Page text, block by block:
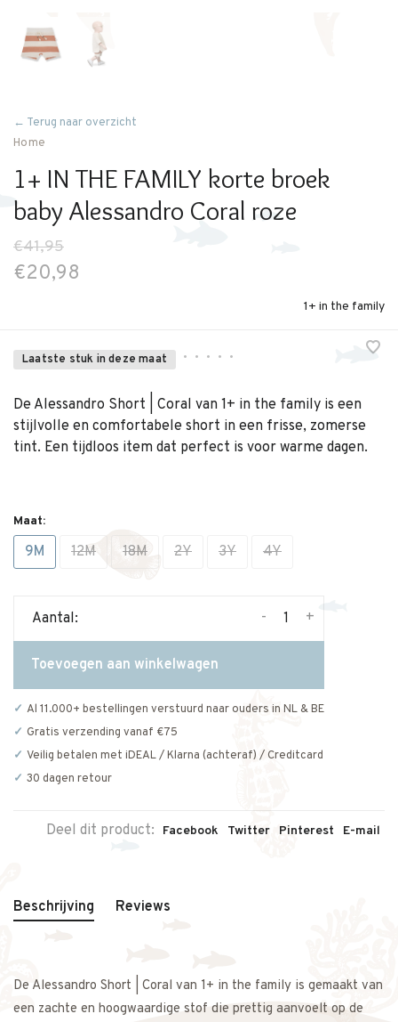
← Terug naar overzicht
Home
1+ IN THE FAMILY korte broek
baby Alessandro Coral roze
€41,95
€20,98
1+ in the family
Laatste stuk in deze maat • • • • •
De Alessandro Short | Coral van 1+ in the family is een
stijlvolle en comfortabele short in een frisse, zomerse
tint. Een tijdloos item dat perfect is voor warme dagen.
Maat:
9M 12M 18M 2Y 3Y 4Y
Aantal: +
-
Toevoegen aan winkelwagen
Al 11.000+ bestellingen verstuurd naar ouders in NL & BE
Gratis verzending vanaf €75
Veilig betalen met iDEAL / Klarna (achteraf) / Creditcard
30 dagen retour
Deel dit product: Facebook Twitter Pinterest E-mail
Beschrijving Reviews
De Alessandro Short | Coral van 1+ in the family is gemaakt van
een zachte en hoogwaardige stof die prettig aanvoelt op de